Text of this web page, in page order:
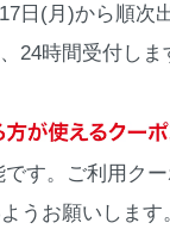
日(月)から順次
24時間受付しま
す。ご利用ク
うお願いします